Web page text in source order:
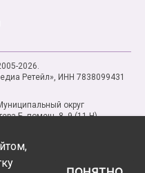
2026.
Ретейл», ИНН 7838099431
округ
Б, помещ. 8, 9 (11-Н)